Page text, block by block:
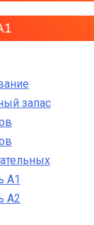
запас
A1
A2